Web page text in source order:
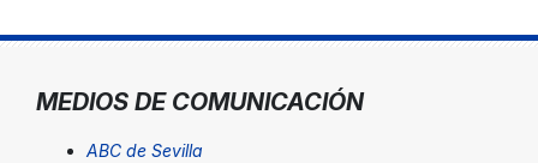
MEDIOS DE COMUNICACIÓN
ABC de Sevilla